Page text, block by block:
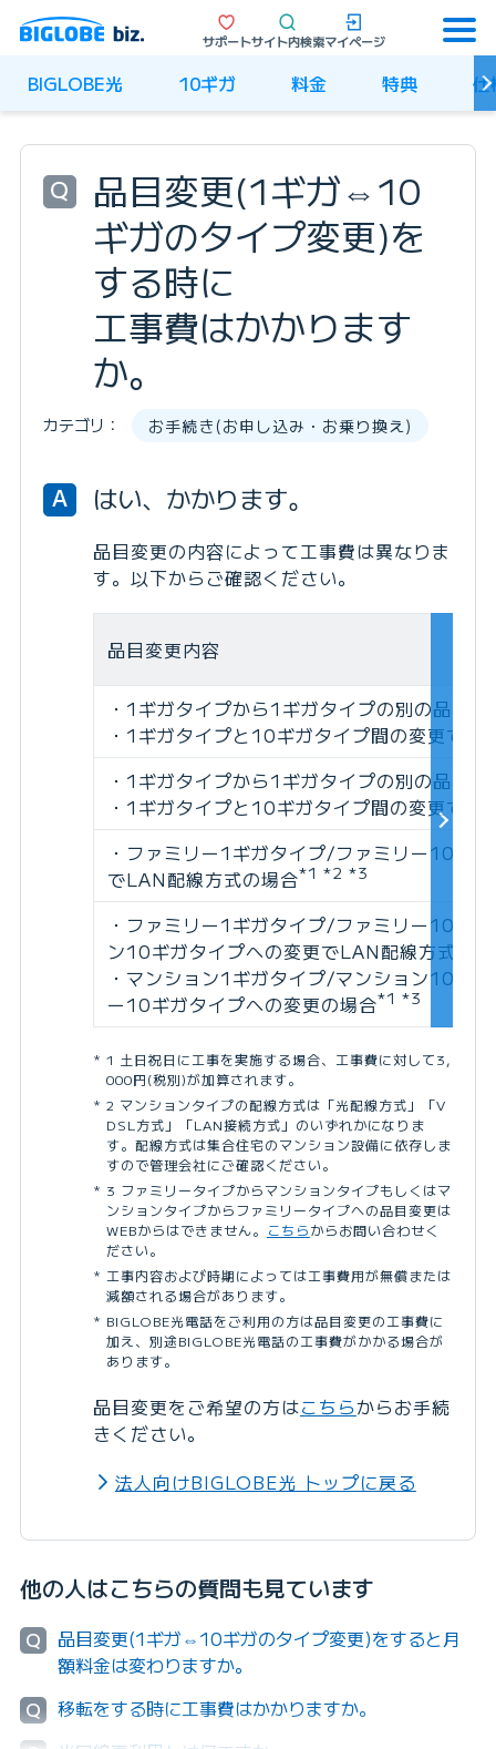
サポートサイト内検索マイページ
BIGLOBE光 10ギガ 料金 特典 仕
Q
品目変更(1ギガ⇔10
ギガのタイプ変更)を
する時に
工事費はかかります
か。
カテゴリ： お手続き(お申し込み・お乗り換え)
A はい、かかります。
品目変更の内容によって工事費は異なりま
す。以下からご確認ください。
品目変更内容
・1ギガタイプから1ギガタイプの別の品目
・1ギガタイプと10ギガタイプ間の変更で派
・1ギガタイプから1ギガタイプの別の品目
・1ギガタイプと10ギガタイプ間の変更で派
・ファミリー1ギガタイプ/ファミリー10ギ
でLAN配線方式の場合*1 *2 *3
・ファミリー1ギガタイプ/ファミリー10ギ
ン10ギガタイプへの変更でLAN配線方式以
・マンション1ギガタイプ/マンション10ギ
ー10ギガタイプへの変更の場合*1 *3
1 土日祝日に工事を実施する場合、工事費に対して3,
000円(税別)が加算されます。
2 マンションタイプの配線方式は「光配線方式」「V
DSL方式」「LAN接続方式」のいずれかになりま
す。配線方式は集合住宅のマンション設備に依存しま
すので管理会社にご確認ください。
3 ファミリータイプからマンションタイプもしくはマ
ンションタイプからファミリータイプへの品目変更は
WEBからはできません。 こちらからお問い合わせく
ださい。
工事内容および時期によっては工事費用が無償または
減額される場合があります。
BIGLOBE光電話をご利用の方は品目変更の工事費に
加え、別途BIGLOBE光電話の工事費がかかる場合が
あります。
品目変更をご希望の方はこちらからお手続
きください。
法人向けBIGLOBE光 トップに戻る
他の人はこちらの質問も見ています
Q
品目変更(1ギガ⇔10ギガのタイプ変更)をすると月
額料金は変わりますか。
Q
移転をする時に工事費はかかりますか。